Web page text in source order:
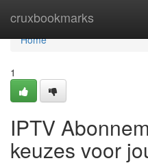
cruxbookmarks
Home
Home
1
IPTV
keuzes voor